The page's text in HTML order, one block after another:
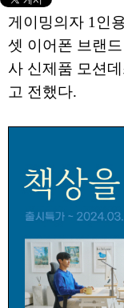
게이밍의자 1인
셋 이어폰 브랜
사 신제품 모션
고 전했다.